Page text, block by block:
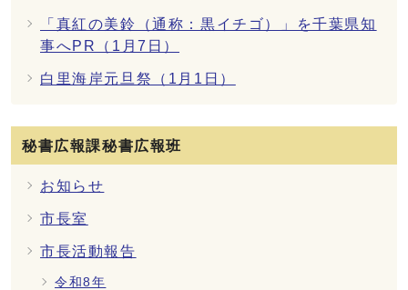
「真紅の美鈴（通称：黒イチゴ）」を千葉県知
事へPR（1月7日）
白里海岸元旦祭（1月1日）
秘書広報課秘書広報班
お知らせ
市長室
市長活動報告
令和8年